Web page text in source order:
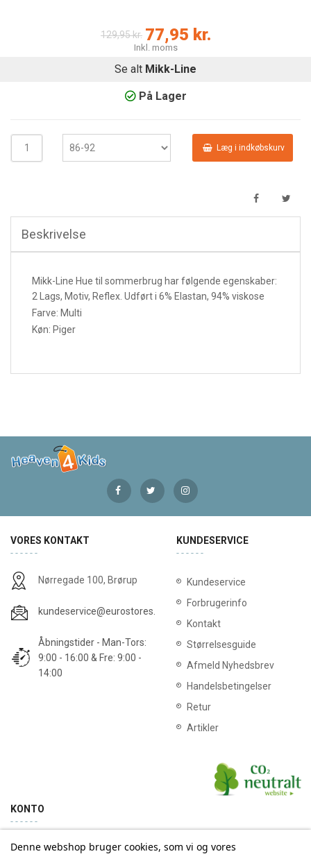
129,95 kr. 77,95 kr.
Inkl. moms
Se alt Mikk-Line
På Lager
Læg i indkøbskurv
Beskrivelse
Mikk-Line Hue til sommerbrug har følgende egenskaber:
2 Lags, Motiv, Reflex. Udført i 6% Elastan, 94% viskose
Farve: Multi
Køn: Piger
VORES KONTAKT
Nørregade 100, Brørup
kundeservice@eurostores.dk
Åbningstider - Man-Tors:
9:00 - 16:00 & Fre: 9:00 -
14:00
KUNDESERVICE
Kundeservice
Forbrugerinfo
Kontakt
Størrelsesguide
Afmeld Nyhedsbrev
Handelsbetingelser
Retur
Artikler
KONTO
Min konto Ordrehistorik
Denne webshop bruger cookies, som vi og vores